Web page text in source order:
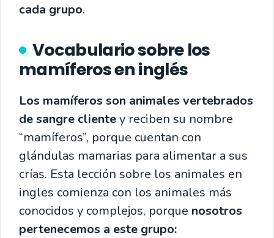
cada grupo.
Vocabulario sobre los
mamíferos en inglés
Los mamíferos son animales vertebrados
de sangre clientey reciben su nombre
“mamíferos”, porque cuentan con
glándulas mamarias para alimentar a sus
crías. Esta lección sobre los animales en
ingles comienza con los animales más
conocidos y complejos, porque nosotros
pertenecemos a este grupo: